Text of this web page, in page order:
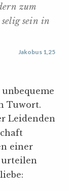
zum
sein in
Jakobus 1,25
Tuwort.
Leidenden
einer
urteilen